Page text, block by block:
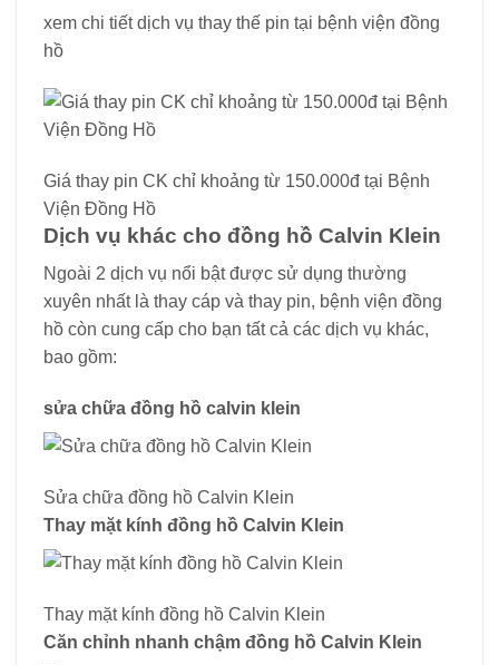
xem chi tiết dịch vụ thay thế pin tại bệnh viện đồng
hồ
Giá thay pin CK chỉ khoảng từ 150.000đ tại Bệnh
Viện Đồng Hồ
Dịch vụ khác cho đồng hồ Calvin Klein
Ngoài 2 dịch vụ nổi bật được sử dụng thường
xuyên nhất là thay cáp và thay pin, bệnh viện đồng
hồ còn cung cấp cho bạn tất cả các dịch vụ khác,
bao gồm:
sửa chữa đồng hồ calvin klein
Sửa chữa đồng hồ Calvin Klein
Thay mặt kính đồng hồ Calvin Klein
Thay mặt kính đồng hồ Calvin Klein
Căn chỉnh nhanh chậm đồng hồ Calvin Klein